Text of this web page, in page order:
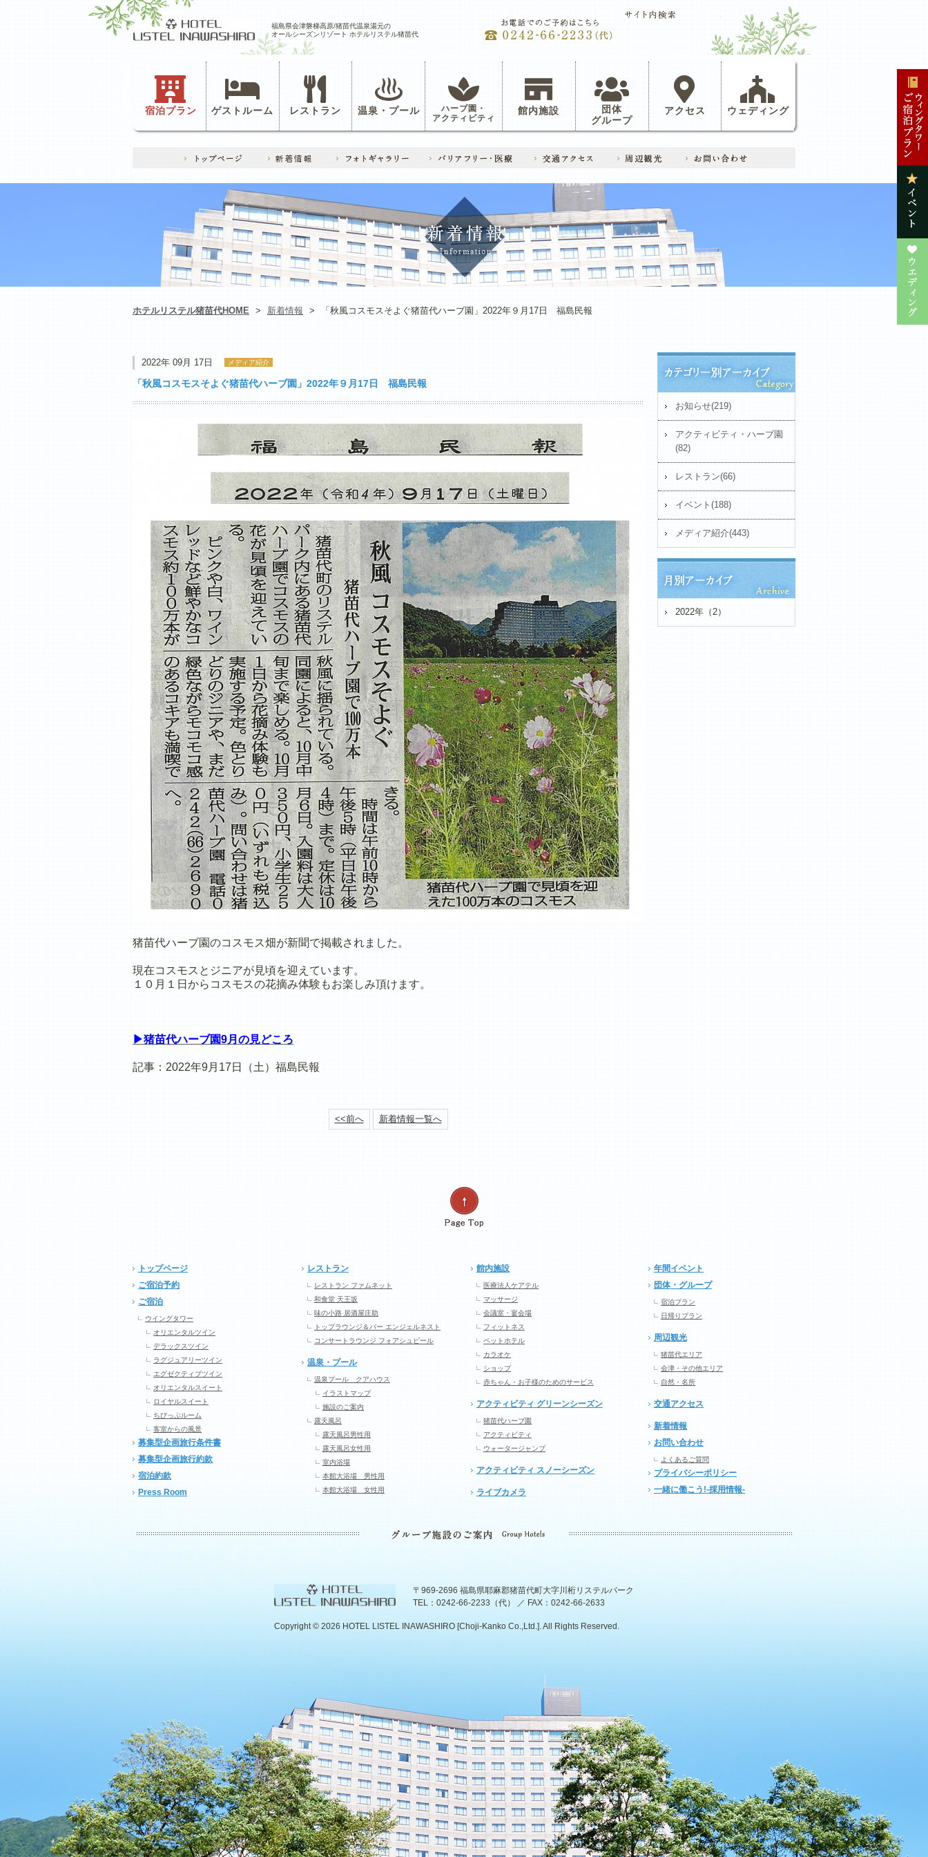
福島県会津磐梯高原/猪苗代温泉湯元の
オールシーズンリゾート ホテルリステル猪苗代
宿泊プラン ゲストルーム レストラン 温泉・プール ハーブ園・
アクティビティ
館内施設
団体
グループ
アクセス ウェディング
ホテルリステル猪苗代HOME > 新着情報 > 「秋風コスモスそよぐ猪苗代ハーブ園」2022年９月17日 福島民報
2022年 09月 17日 メディア紹介
「秋風コスモスそよぐ猪苗代ハーブ園」2022年９月17日 福島民報
猪苗代ハーブ園のコスモス畑が新聞で掲載されました。
現在コスモスとジニアが見頃を迎えています。
１０月１日からコスモスの花摘み体験もお楽しみ頂けます。
▶猪苗代ハーブ園9月の見どころ
記事：2022年9月17日（土）福島民報
<<前へ 新着情報一覧へ
お知らせ(219)
アクティビティ・ハーブ園
(82)
レストラン(66)
イベント(188)
メディア紹介(443)
2022年（2）
トップページ
ご宿泊予約
ご宿泊
ウイングタワー
オリエンタルツイン
デラックスツイン
ラグジュアリーツイン
エグゼクティブツイン
オリエンタルスイート
ロイヤルスイート
ちびっぷルーム
客室からの風景
募集型企画旅行条件書
募集型企画旅行約款
宿泊約款
Press Room
レストラン
レストラン ファムネット
和食堂 天王坂
味の小路 居酒屋庄助
トップラウンジ＆バー エンジェルネスト
コンサートラウンジ フォアシュピール
温泉・プール
温泉プール クアハウス
イラストマップ
施設のご案内
露天風呂
露天風呂男性用
露天風呂女性用
室内浴場
本館大浴場 男性用
本館大浴場 女性用
館内施設
医療法人ケアテル
マッサージ
会議室・宴会場
フィットネス
ペットホテル
カラオケ
ショップ
赤ちゃん・お子様のためのサービス
アクティビティ グリーンシーズン
猪苗代ハーブ園
アクティビティ
ウォータージャンプ
アクティビティ スノーシーズン
ライブカメラ
年間イベント
団体・グループ
宿泊プラン
日帰りプラン
周辺観光
猪苗代エリア
会津・その他エリア
自然・名所
交通アクセス
新着情報
お問い合わせ
よくあるご質問
プライバシーポリシー
一緒に働こう!-採用情報-
〒969-2696 福島県耶麻郡猪苗代町大字川桁リステルパーク
TEL：0242-66-2233（代） ／ FAX：0242-66-2633
Copyright © 2026 HOTEL LISTEL INAWASHIRO [Choji-Kanko Co.,Ltd.]. All Rights Reserved.